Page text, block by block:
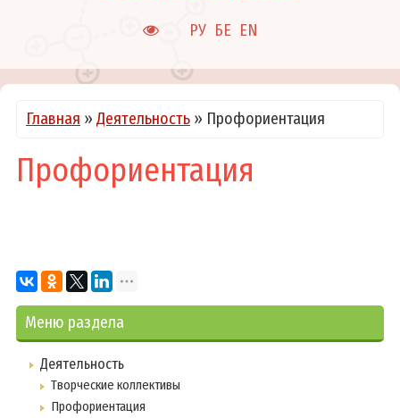
РУ БЕ EN
Главная » Деятельность » Профориентация
Профориентация
Меню раздела
Деятельность
Творческие коллективы
Профориентация